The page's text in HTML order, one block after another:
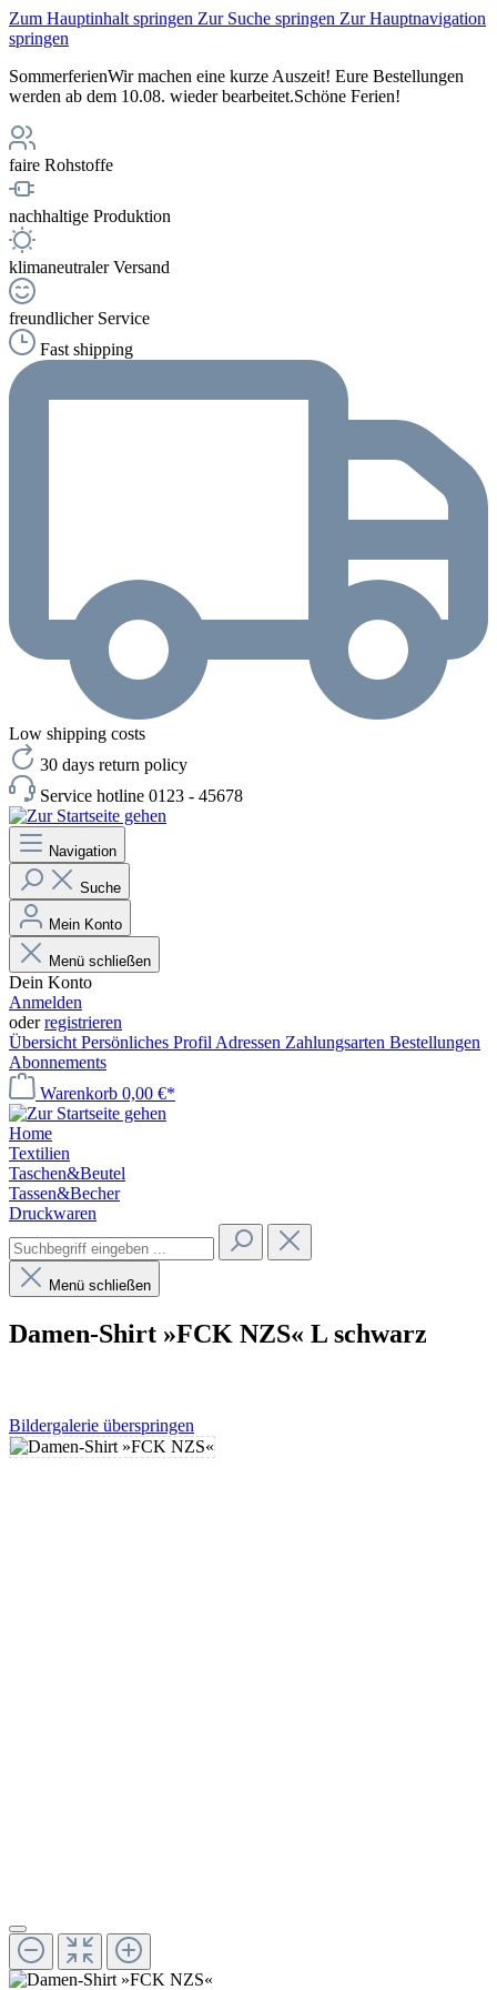
Zum Hauptinhalt springen Zur Suche springen Zur Hauptnavigation
springen
SommerferienWir machen eine kurze Auszeit! Eure Bestellungen
werden ab dem 10.08. wieder bearbeitet.Schöne Ferien!
faire Rohstoffe
nachhaltige Produktion
klimaneutraler Versand
freundlicher Service
Fast shipping
Low shipping costs
30 days return policy
Service hotline 0123 - 45678
Navigation
Suche
Mein Konto
Menü schließen
Dein Konto
Anmelden
oderregistrieren
Übersicht Persönliches Profil Adressen Zahlungsarten Bestellungen
Abonnements
Warenkorb 0,00 €*
Home
Textilien
Taschen&Beutel
Tassen&Becher
Druckwaren
Menü schließen
Damen-Shirt »FCK NZS« L schwarz
Bildergalerie überspringen